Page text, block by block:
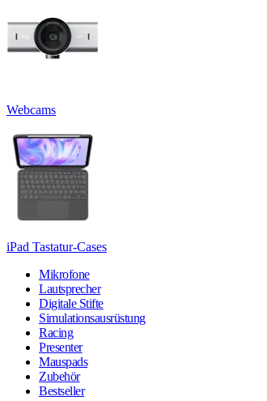
Webcams
iPad Tastatur-Cases
Mikrofone
Lautsprecher
Digitale Stifte
Simulationsausrüstung
Racing
Presenter
Mauspads
Zubehör
Bestseller